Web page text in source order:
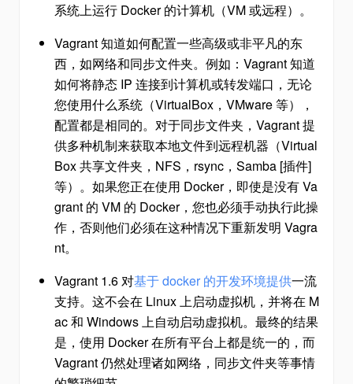
系统上运行 Docker 的计算机（VM 或远程）。
Vagrant 知道如何配置一些高级或非平凡的东
西，如网络和同步文件夹。例如：Vagrant 知道
如何将静态 IP 连接到计算机或转发端口，无论
您使用什么系统（VirtualBox，VMware 等），
配置都是相同的。对于同步文件夹，Vagrant 提
供多种机制来获取本地文件到远程机器（Virtual
Box 共享文件夹，NFS，rsync，Samba [插件]
等）。如果您正在使用 Docker，即使是没有 Va
grant 的 VM 的 Docker，您也必须手动执行此操
作，否则他们必须在这种情况下重新发明 Vagra
nt。
Vagrant 1.6 对基于 docker 的开发环境提供一流
支持。这不会在 Linux 上启动虚拟机，并将在 M
ac 和 Windows 上自动启动虚拟机。最终的结果
是，使用 Docker 在所有平台上都是统一的，而
Vagrant 仍然处理诸如网络，同步文件夹等事情